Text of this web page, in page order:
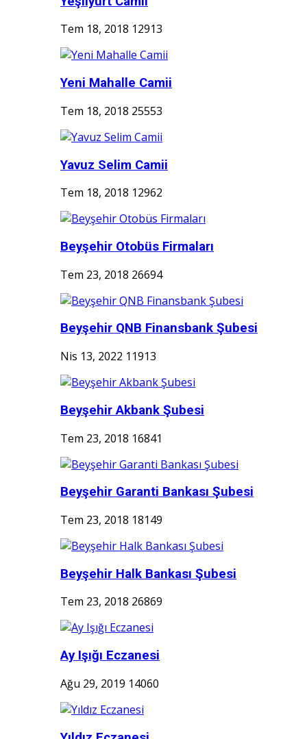
Tem 18, 2018 12913
Yeni Mahalle Camii
Tem 18, 2018 25553
Yavuz Selim Camii
Tem 18, 2018 12962
Beyşehir Otobüs Firmaları
Tem 23, 2018 26694
Beyşehir QNB Finansbank Şubesi
Nis 13, 2022 11913
Beyşehir Akbank Şubesi
Tem 23, 2018 16841
Beyşehir Garanti Bankası Şubesi
Tem 23, 2018 18149
Beyşehir Halk Bankası Şubesi
Tem 23, 2018 26869
Ay Işığı Eczanesi
Ağu 29, 2019 14060